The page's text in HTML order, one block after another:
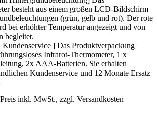
besteht aus einem großen LCD-Bildschirm
(grün, gelb und rot). Der rote
bei erhöhter Temperatur angezeigt und von
begleitet.
] Das Produktverpackung
Infrarot-Thermometer, 1 x
2x AAA-Batterien. Sie erhalten
Kundenservice und 12 Monate Ersatz
Preis inkl. MwSt., zzgl. Versandkosten